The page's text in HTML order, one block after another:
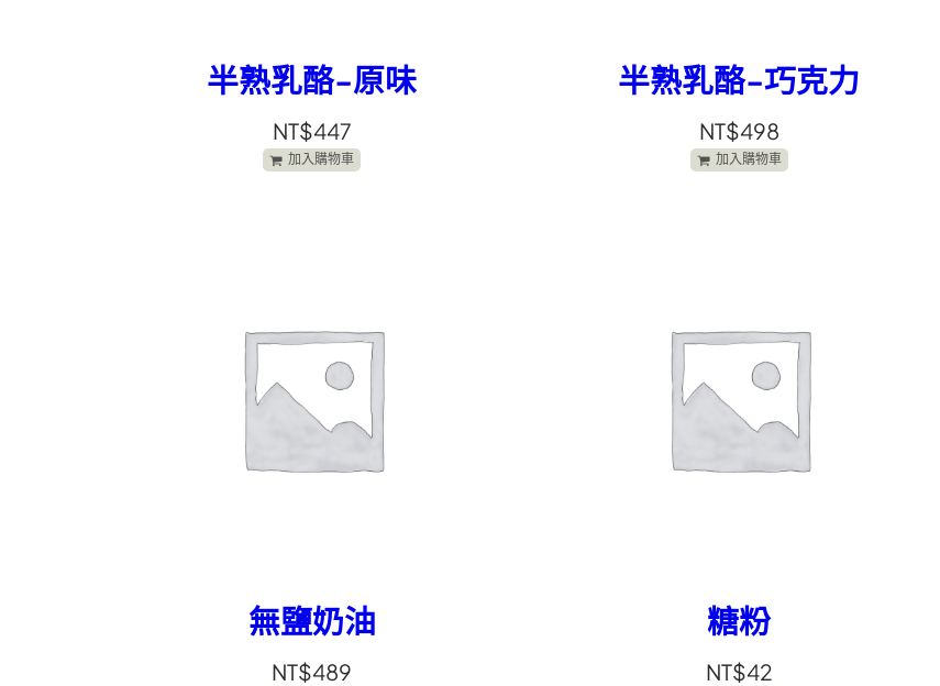
半熟乳酪-原味
NT$447
加入購物車
半熟乳酪-巧克力
NT$498
加入購物車
無鹽奶油
NT$489
糖粉
NT$42